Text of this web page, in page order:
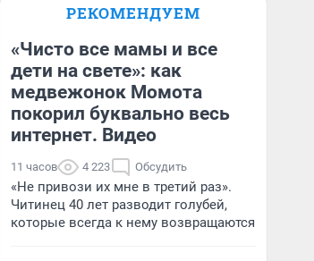
РЕКОМЕНДУЕМ
«Чисто все мамы и все
дети на свете»: как
медвежонок Момота
покорил буквально весь
интернет. Видео
11 часов 4 223 Обсудить
«Не привози их мне в третий раз».
Читинец 40 лет разводит голубей,
которые всегда к нему возвращаются